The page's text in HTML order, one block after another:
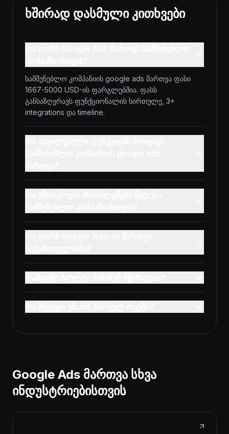
ხშირად დასმული კითხვები
სამშენებლო კომპანიის google ads მართვა ფასი
1667-5000 USD-ის ფარგლებშია. ფასს
განსაზღვრავს ფუნქციონალის სირთულე, 3+
integrations და timeline.
Google Ads მართვა სხვა
ინდუსტრიებისთვის